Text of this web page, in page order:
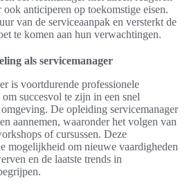
anticiperen op toekomstige eisen.
van de serviceaanpak en versterkt de
te komen aan hun verwachtingen.
als servicemanager
is voortdurende professionele
succesvol te zijn in een snel
De opleiding servicemanager
aannemen, waaronder het volgen van
of cursussen. Deze
mogelijkheid om nieuwe vaardigheden
en de laatste trends in